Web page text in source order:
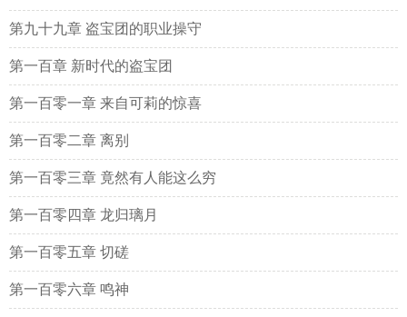
第九十九章 盗宝团的职业操守
第一百章 新时代的盗宝团
第一百零一章 来自可莉的惊喜
第一百零二章 离别
第一百零三章 竟然有人能这么穷
第一百零四章 龙归璃月
第一百零五章 切磋
第一百零六章 鸣神